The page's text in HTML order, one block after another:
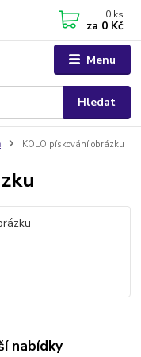
Menu
Hledat
0 ks
za 0 Kč
KOLO pískování obrázku
nabídky